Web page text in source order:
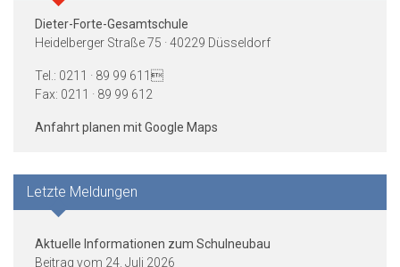
Dieter-Forte-Gesamtschule
Heidelberger Straße 75 · 40229 Düsseldorf
Tel.: 0211 · 89 99 611
Fax: 0211 · 89 99 612
Anfahrt planen mit Google Maps
Letzte Meldungen
Aktuelle Informationen zum Schulneubau
24. Juli 2026